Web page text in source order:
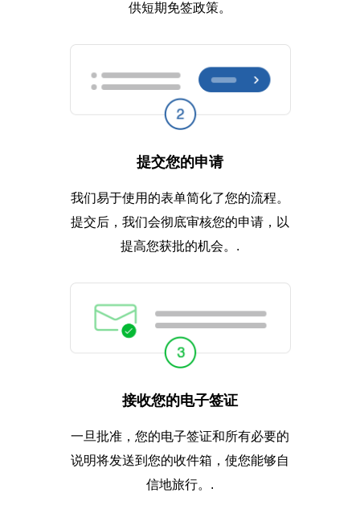
供短期免签政策。
提交您的申请
我们易于使用的表单简化了您的流程。
提交后，我们会彻底审核您的申请，以
提高您获批的机会。.
接收您的电子签证
一旦批准，您的电子签证和所有必要的
说明将发送到您的收件箱，使您能够自
信地旅行。.